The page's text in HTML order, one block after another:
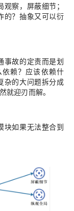
察， 屏蔽细节；
的？抽象又可以衍
事故的定责而是划
赖？应该依赖什
杂的大问题拆分成
就迎刃而解。
块如果无法整合到